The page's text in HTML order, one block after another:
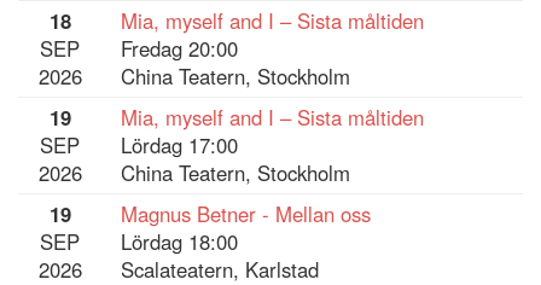
18
SEP
2026
Mia, myself and I – Sista måltiden
Fredag 20:00
China Teatern, Stockholm
19
SEP
2026
Mia, myself and I – Sista måltiden
Lördag 17:00
China Teatern, Stockholm
19
SEP
2026
Magnus Betner - Mellan oss
Lördag 18:00
Scalateatern, Karlstad